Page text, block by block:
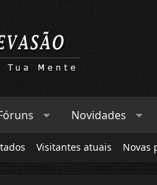
Novidades
Visitantes atuais Novas